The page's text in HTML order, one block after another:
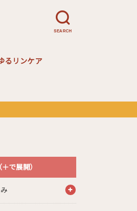
SEARCH
るリンケア
で展開）